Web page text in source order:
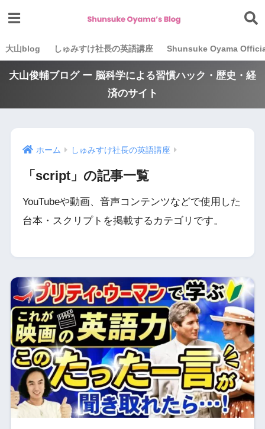
大山blog しゅみすけ社長の英語講座 Shunsuke Oyama
大山俊輔ブログ ー 脳科学による習慣ハック・歴史・経
済のサイト
ホーム しゅみすけ社長の英語講座
「script」の記事一覧
YouTubeや動画、音声コンテンツなどで使用した
台本・スクリプトを掲載するカテゴリです。